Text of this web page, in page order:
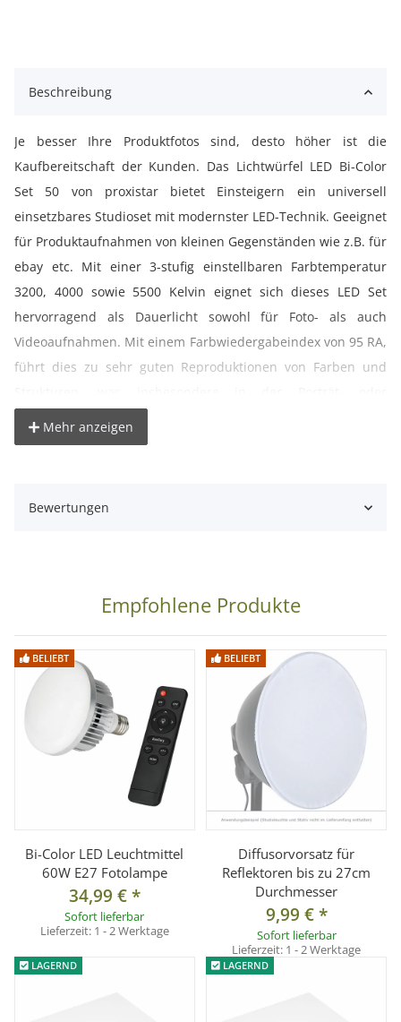
Beschreibung
Je besser Ihre Produktfotos sind, desto höher ist die
Kaufbereitschaft der Kunden. Das Lichtwürfel LED Bi-Color
Set 50 von proxistar bietet Einsteigern ein universell
einsetzbares Studioset mit modernster LED-Technik. Geeignet
für Produktaufnahmen von kleinen Gegenständen wie z.B. für
ebay etc. Mit einer 3-stufig einstellbaren Farbtemperatur
3200, 4000 sowie 5500 Kelvin eignet sich dieses LED Set
hervorragend als Dauerlicht sowohl für Foto- als auch
Videoaufnahmen. Mit einem Farbwiedergabeindex von 95 RA,
führt dies zu sehr guten Reproduktionen von Farben und
ganz nach Bedarf seitlich oder auch direkt auf dem
mit diesem Set zudem zwei höhenverstellbare Stative.
Klettverschluss schnell und einfach gewechselt werden
- Geeignet für Produktaufnahmen von kleinen Gegenständen
wie z.B. für ebay
- Maximale Lichtausbeute kombiniert mit geringer Stellfläche!
- Bi-Color Dauerlichtsystem mit LED Leuchtmittel
- Energiespartechnologie, dadurch umweltfreundlich
- unkomplizierteste Art der Beleuchtung
- es kann problemlos in der Programmautomatik gearbeitet
- inklusive Tisch-Lampenstative
Technische Daten Studioleuchte:
Mehr anzeigen
Bewertungen
Empfohlene Produkte
BELIEBT
Bi-Color LED Leuchtmittel
60W E27 Fotolampe
34,99 €*
Sofort lieferbar
Lieferzeit: 1 - 2 Werktage
BELIEBT
Diffusorvorsatz für
Reflektoren bis zu 27cm
Durchmesser
9,99 €*
Sofort lieferbar
Lieferzeit: 1 - 2 Werktage
LAGERND LAGERND